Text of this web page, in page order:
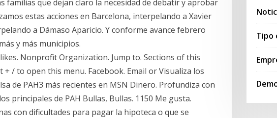
familias que dejan claro la necesidad de debatir y aprobar
estas acciones en Barcelona, interpelando a Xavier
a Dámaso Aparicio. Y conforme avance febrero
y más municipios.
Nonprofit Organization. Jump to. Sections of this
+ / to open this menu. Facebook. Email or Visualiza los
de PAH3 más recientes en MSN Dinero. Profundiza con
principales de PAH Bullas, Bullas. 1150 Me gusta.
con dificultades para pagar la hipoteca o que se
Tipo